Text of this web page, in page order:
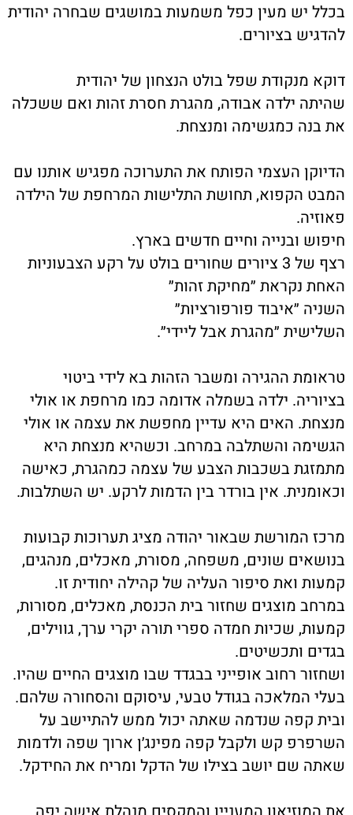
בכלל יש מעין כפל משמעות במושגים שבחרה יהודית
להדגיש בציורים.
דוקא מנקודת שפל בולט הנצחון של יהודית
שהיתה ילדה אבודה, מהגרת חסרת זהות ואם ששכלה
את בנה כמגשימה ומנצחת.
הדיוקן העצמי הפותח את התערוכה מפגיש אותנו עם
המבט הקפוא, תחושת התלישות המרחפת של הילדה
פאוזיה.
חיפוש ובנייה וחיים חדשים בארץ.
רצף של 3 ציורים שחורים בולט על רקע הצבעוניות
האחת נקראת ״מחיקת זהות״
השניה ״איבוד פורפורציות״
השלישית ״מהגרת אבל ליידי״.
טראומת ההגירה ומשבר הזהות בא לידי ביטוי
בציוריה. ילדה בשמלה אדומה כמו מרחפת או אולי
מנצחת. האים היא עדיין מחפשת את עצמה או אולי
הגשימה והשתלבה במרחב. וכשהיא מנצחת היא
מתמזגת בשכבות הצבע של עצמה כמהגרת, כאישה
וכאומנית. אין בורדר בין הדמות לרקע. יש השתלבות.
מרכז המורשת שבאור יהודה מציג תערוכות קבועות
בנושאים שונים, משפחה, מסורת, מאכלים, מנהגים,
קמעות ואת סיפור העליה של קהילה יחודית זו.
במרחב מוצגים שחזור בית הכנסת, מאכלים, מסורות,
קמעות, שכיות חמדה ספרי תורה יקרי ערך, גווילים,
בגדים ותכשיטים.
ושחזור רחוב אופייני בבגדד שבו מוצגים החיים שהיו.
בעלי המלאכה בגודל טבעי, עיסוקם והסחורה שלהם.
ובית קפה שנדמה שאתה יכול ממש להתיישב על
השרפרפ קש ולקבל קפה מפינג׳ן ארוך שפה ולדמות
שאתה שם יושב בצילו של הדקל ומריח את החידקל.